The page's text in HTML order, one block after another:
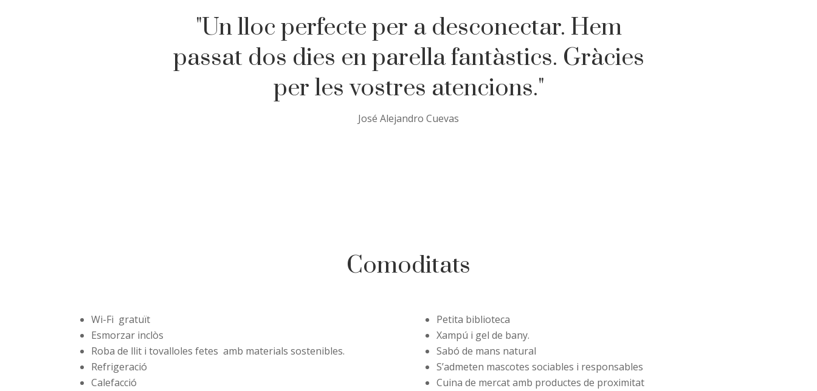
"Un lloc perfecte per a desconectar. Hem
passat dos dies en parella fantàstics. Gràcies
per les vostres atencions."
José Alejandro Cuevas
Comoditats
Wi-Fi gratuït
Esmorzar inclòs
Roba de llit i tovalloles fetes amb materials sostenibles.
Refrigeració
Calefacció
Petita biblioteca
Xampú i gel de bany.
Sabó de mans natural
S’admeten mascotes sociables i responsables
Cuina de mercat amb productes de proximitat